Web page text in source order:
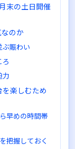
末の土日開催
のか
賑わい
力
楽しむため
早めの時間帯
把握しておく